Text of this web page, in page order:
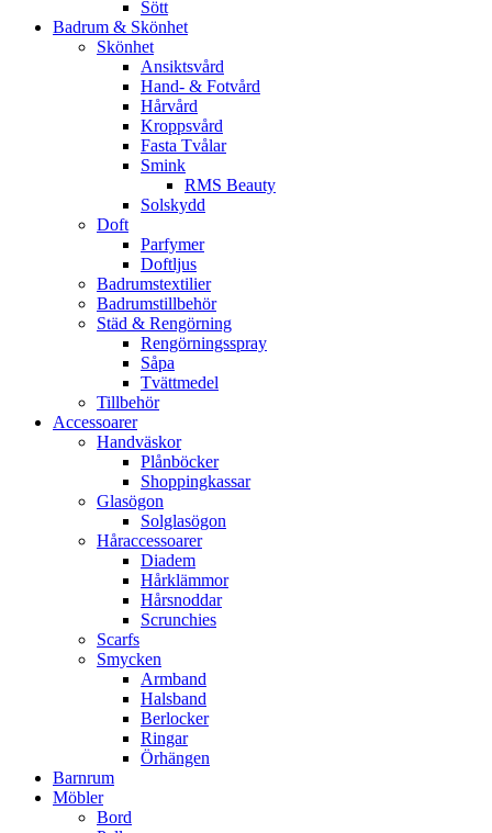
Sött
Badrum & Skönhet
Skönhet
Ansiktsvård
Hand- & Fotvård
Hårvård
Kroppsvård
Fasta Tvålar
Smink
RMS Beauty
Solskydd
Doft
Parfymer
Doftljus
Badrumstextilier
Badrumstillbehör
Städ & Rengörning
Rengörningsspray
Såpa
Tvättmedel
Tillbehör
Accessoarer
Handväskor
Plånböcker
Shoppingkassar
Glasögon
Solglasögon
Håraccessoarer
Diadem
Hårklämmor
Hårsnoddar
Scrunchies
Scarfs
Smycken
Armband
Halsband
Berlocker
Ringar
Örhängen
Barnrum
Möbler
Bord